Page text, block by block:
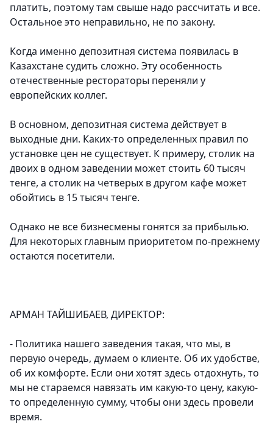
платить, поэтому там свыше надо рассчитать и все.
Остальное это неправильно, не по закону.
Когда именно депозитная система появилась в
Казахстане судить сложно. Эту особенность
отечественные рестораторы переняли у
европейских коллег.
В основном, депозитная система действует в
выходные дни. Каких-то определенных правил по
установке цен не существует. К примеру, столик на
двоих в одном заведении может стоить 60 тысяч
тенге, а столик на четверых в другом кафе может
обойтись в 15 тысяч тенге.
Однако не все бизнесмены гонятся за прибылью.
Для некоторых главным приоритетом по-прежнему
остаются посетители.
АРМАН ТАЙШИБАЕВ, ДИРЕКТОР:
- Политика нашего заведения такая, что мы, в
первую очередь, думаем о клиенте. Об их удобстве,
об их комфорте. Если они хотят здесь отдохнуть, то
мы не стараемся навязать им какую-то цену, какую-
то определенную сумму, чтобы они здесь провели
время.